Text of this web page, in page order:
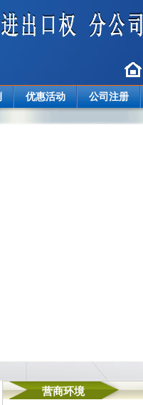
优惠活动 公司注册
营商环境